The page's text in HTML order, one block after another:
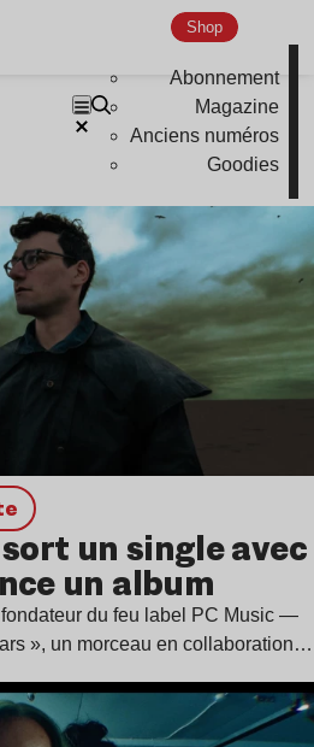
Shop
Abonnement
Magazine
Anciens numéros
Goodies
un single avec
un album
du feu label PC Music —
», un morceau en collaboration…